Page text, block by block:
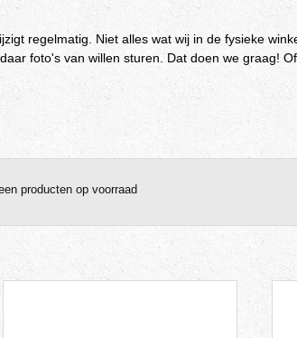
regelmatig. Niet alles wat wij in de fysieke
foto's van willen sturen. Dat doen we graag!
producten op voorraad